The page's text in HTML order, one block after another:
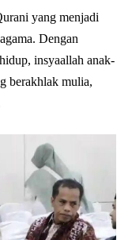
yang menjadi
Dengan
insyaallah anak-
berakhlak mulia,